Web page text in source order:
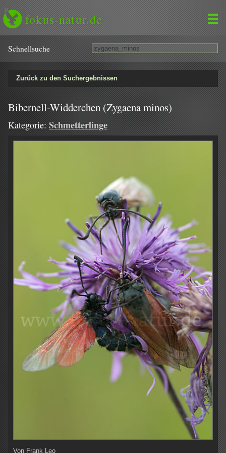
fokus-natur.de
Schnell­suche
Zurück zu den Suchergebnissen
Bibernell-Widderchen (Zygaena minos)
Kategorie: Schmetterlinge
Von Frank Leo